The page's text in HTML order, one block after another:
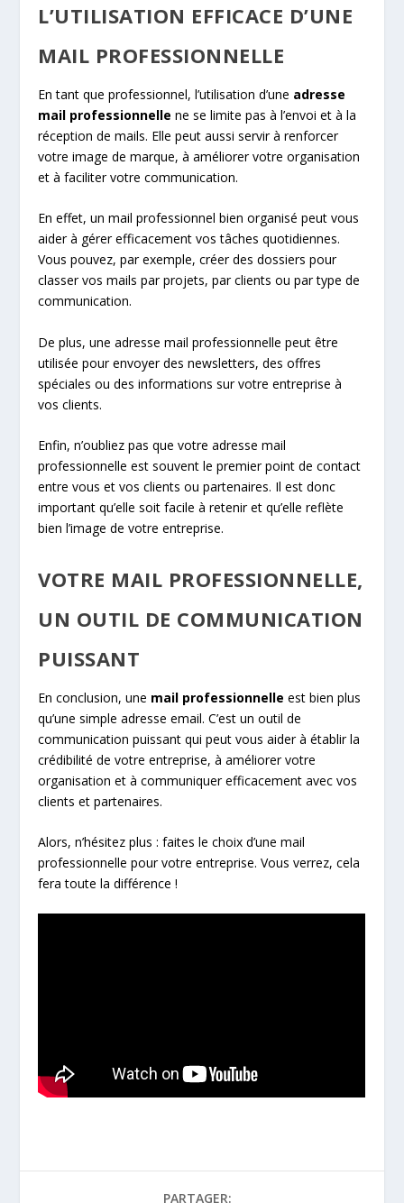
L’UTILISATION EFFICACE D’UNE
MAIL PROFESSIONNELLE
En tant que professionnel, l’utilisation d’une adresse
mail professionnelle ne se limite pas à l’envoi et à la
réception de mails. Elle peut aussi servir à renforcer
votre image de marque, à améliorer votre organisation
et à faciliter votre communication.
En effet, un mail professionnel bien organisé peut vous
aider à gérer efficacement vos tâches quotidiennes.
Vous pouvez, par exemple, créer des dossiers pour
classer vos mails par projets, par clients ou par type de
communication.
De plus, une adresse mail professionnelle peut être
utilisée pour envoyer des newsletters, des offres
spéciales ou des informations sur votre entreprise à
vos clients.
Enfin, n’oubliez pas que votre adresse mail
professionnelle est souvent le premier point de contact
entre vous et vos clients ou partenaires. Il est donc
important qu’elle soit facile à retenir et qu’elle reflète
bien l’image de votre entreprise.
VOTRE MAIL PROFESSIONNELLE,
UN OUTIL DE COMMUNICATION
PUISSANT
En conclusion, une mail professionnelle est bien plus
qu’une simple adresse email. C’est un outil de
communication puissant qui peut vous aider à établir la
crédibilité de votre entreprise, à améliorer votre
organisation et à communiquer efficacement avec vos
clients et partenaires.
Alors, n’hésitez plus : faites le choix d’une mail
professionnelle pour votre entreprise. Vous verrez, cela
fera toute la différence !
PARTAGER: